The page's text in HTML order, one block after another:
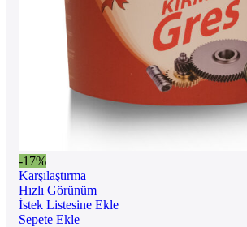
-17%
Karşılaştırma
Hızlı Görünüm
İstek Listesine Ekle
Sepete Ekle